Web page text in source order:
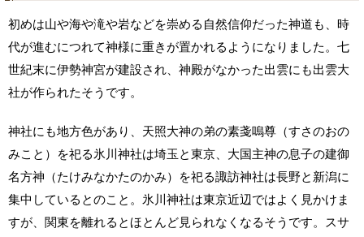
初めは山や海や滝や岩などを崇める自然信仰だった神道も、時
代が進むにつれて神様に重きが置かれるようになりました。七
世紀末に伊勢神宮が建設され、神殿がなかった出雲にも出雲大
社が作られたそうです。
神社にも地方色があり、天照大神の弟の素戔嗚尊（すさのおの
みこと）を祀る氷川神社は埼玉と東京、大国主神の息子の建御
名方神（たけみなかたのかみ）を祀る諏訪神社は長野と新潟に
集中しているとのこと。氷川神社は東京近辺ではよく見かけま
すが、関東を離れるとほとんど見られなくなるそうです。スサ